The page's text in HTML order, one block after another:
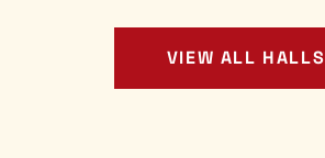
VIEW ALL HALLS